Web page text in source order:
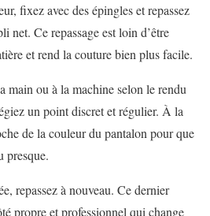
fixez avec des épingles et repassez
net. Ce repassage est loin d’être
et rend la couture bien plus facile.
main ou à la machine selon le rendu
un point discret et régulier. À la
de la couleur du pantalon pour que
presque.
repassez à nouveau. Ce dernier
propre et professionnel qui change